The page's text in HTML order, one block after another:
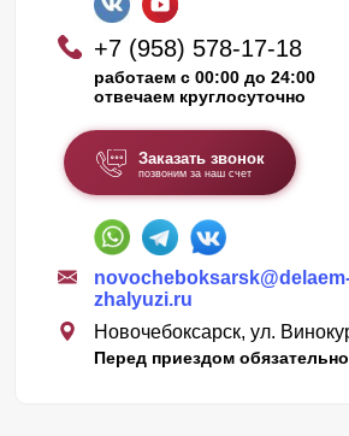
+7 (958) 578-17-18
работаем с 00:00 до 24:00
отвечаем круглосуточно
Заказать звонок
позвоним за наш счет
zhalyuzi.ru
Новочебоксарск, ул.
Перед приездом